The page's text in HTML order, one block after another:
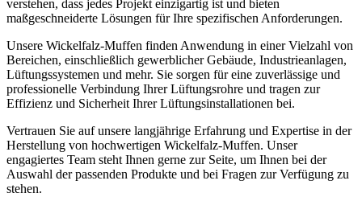
verstehen, dass jedes Projekt einzigartig ist und bieten
maßgeschneiderte Lösungen für Ihre spezifischen Anforderungen.
Unsere Wickelfalz-Muffen finden Anwendung in einer Vielzahl von
Bereichen, einschließlich gewerblicher Gebäude, Industrieanlagen,
Lüftungssystemen und mehr. Sie sorgen für eine zuverlässige und
professionelle Verbindung Ihrer Lüftungsrohre und tragen zur
Effizienz und Sicherheit Ihrer Lüftungsinstallationen bei.
Vertrauen Sie auf unsere langjährige Erfahrung und Expertise in der
Herstellung von hochwertigen Wickelfalz-Muffen. Unser
engagiertes Team steht Ihnen gerne zur Seite, um Ihnen bei der
Auswahl der passenden Produkte und bei Fragen zur Verfügung zu
stehen.